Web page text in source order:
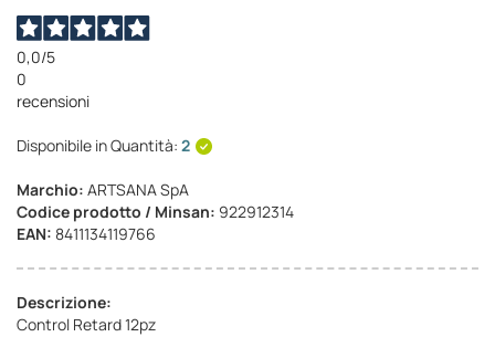
0,0/5
0
recensioni
Disponibile in Quantità: 2
Marchio: ARTSANA SpA
Codice prodotto / Minsan: 922912314
EAN: 8411134119766
Descrizione:
Control Retard 12pz
galleria
di
immagini